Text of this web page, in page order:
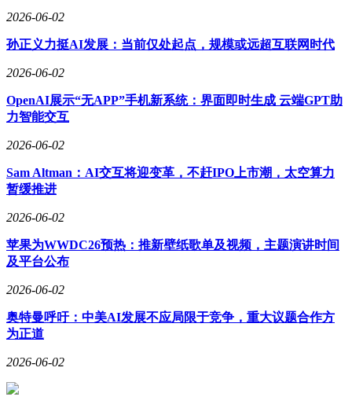
2026-06-02
孙正义力挺AI发展：当前仅处起点，规模或远超互联网时代
2026-06-02
OpenAI展示“无APP”手机新系统：界面即时生成 云端GPT助
力智能交互
2026-06-02
Sam Altman：AI交互将迎变革，不赶IPO上市潮，太空算力
暂缓推进
2026-06-02
苹果为WWDC26预热：推新壁纸歌单及视频，主题演讲时间
及平台公布
2026-06-02
奥特曼呼吁：中美AI发展不应局限于竞争，重大议题合作方
为正道
2026-06-02